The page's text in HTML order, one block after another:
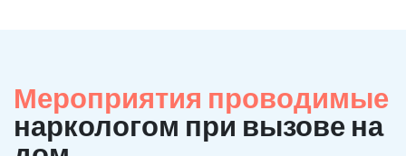
Мероприятия проводимые
наркологом при вызове на